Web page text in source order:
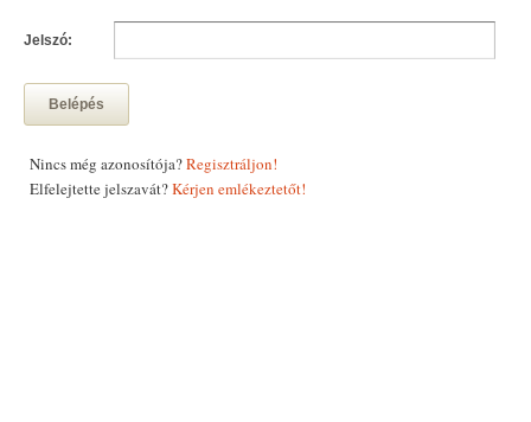
Jelszó:
Belépés
Nincs még azonosítója?Regisztráljon!
Elfelejtette jelszavát?Kérjen emlékeztetőt!